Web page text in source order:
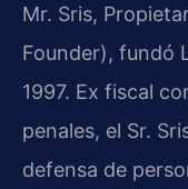
Mr. Sris,
Founder), fundó
1997. Ex fiscal
penales, el Sr.
defensa de